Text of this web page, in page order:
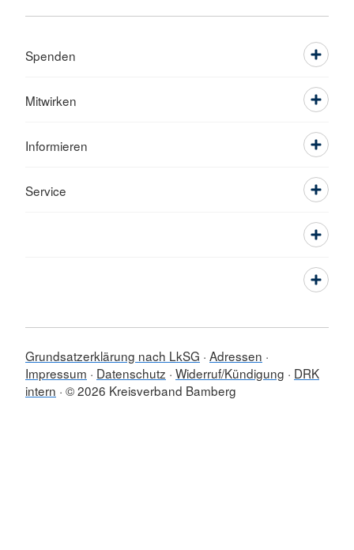
Spenden
Mitwirken
Informieren
Service
Grundsatzerklärung nach LkSG Adressen
Impressum
Datenschutz Widerruf/Kündigung
DRK
intern © 2026 Kreisverband Bamberg